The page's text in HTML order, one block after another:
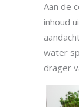
Aan de
inhoud
water
drager